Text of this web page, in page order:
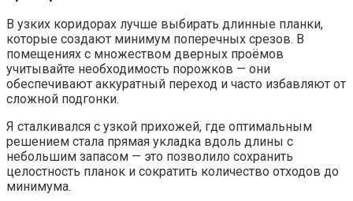
В узких коридорах лучше выбирать длинные планки,
которые создают минимум поперечных срезов. В
помещениях с множеством дверных проёмов
учитывайте необходимость порожков — они
обеспечивают аккуратный переход и часто избавляют от
сложной подгонки.
Я сталкивался с узкой прихожей, где оптимальным
решением стала прямая укладка вдоль длины с
небольшим запасом — это позволило сохранить
целостность планок и сократить количество отходов до
минимума.